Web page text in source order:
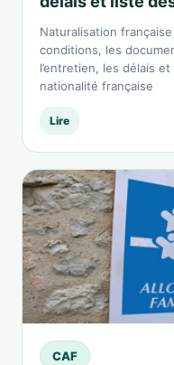
Naturalisation
conditions, les
l’entretien, les délais
nationalité française
Lire
CAF